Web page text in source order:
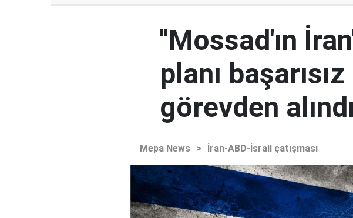
"Mossad'ın
planı
görevden
Mepa News > İran-ABD-İsrail çatışması